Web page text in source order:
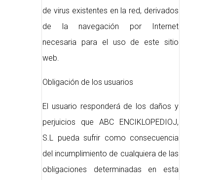
de virus existentes en la red, derivados
de la navegación por Internet
necesaria para el uso de este sitio
web.
Obligación de los usuarios
El usuario responderá de los daños y
perjuicios que ABC ENCIKLOPEDIOJ,
S.L pueda sufrir como consecuencia
del incumplimiento de cualquiera de las
obligaciones determinadas en esta